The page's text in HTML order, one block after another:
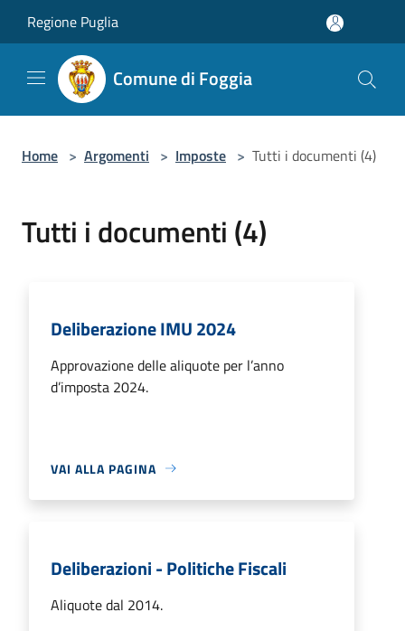
Regione Puglia
Comune di Foggia
Home > Argomenti > Imposte > Tutti i documenti (4)
Tutti i documenti (4)
Deliberazione IMU 2024
Approvazione delle aliquote per l’anno
d’imposta 2024.
VAI ALLA PAGINA
Deliberazioni - Politiche Fiscali
Aliquote dal 2014.